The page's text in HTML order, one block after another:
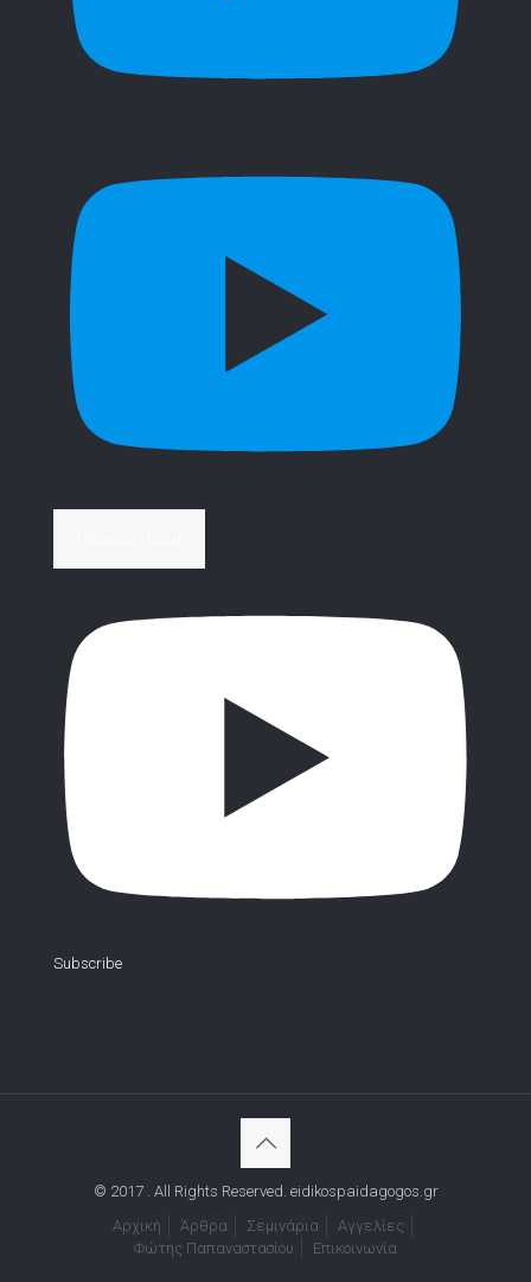
Subscribe
© 2017 . All Rights Reserved. eidikospaidagogos.gr
Αρχική
Άρθρα Σεμινάρια
Αγγελίες
Φώτης Παπαναστασίου
Επικοινωνία